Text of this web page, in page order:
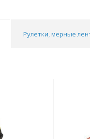
Рулетки, мерные